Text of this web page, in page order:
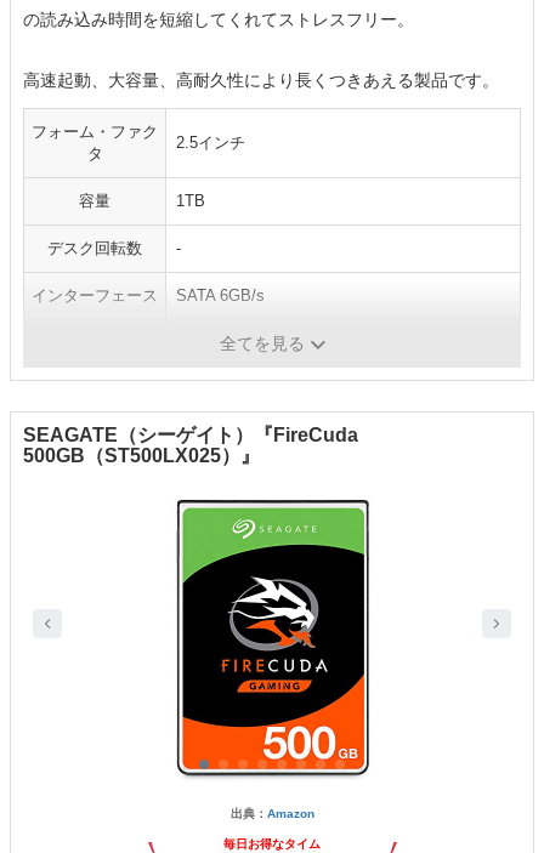
の読み込み時間を短縮してくれてストレスフリー。
高速起動、大容量、高耐久性により長くつきあえる製品です。
フォーム・ファク
タ
2.5インチ
容量 1TB
デスク回転数 -
インターフェース SATA 6GB/s
128MB全てを見る
SEAGATE（シーゲイト）『FireCuda
500GB（ST500LX025）』
出典： Amazon
毎日お得なタイム